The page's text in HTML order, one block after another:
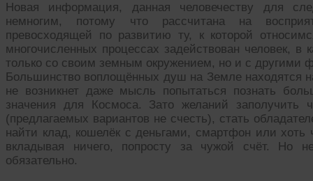
Новая информация, данная человечеству для
немногим, потому что рассчитана на
превосходящей по развитию ту, к которой
многочисленных процессах задействован человек, в
только со своим земным окружением, но и с другими
Большинство воплощённых душ на Земле находятся
не возникнет даже мысль попытаться познать
значения для Космоса. Зато желаний
(предлагаемых вариантов не счесть), стать
найти клад, кошелёк с деньгами, смартфон или хоть
вкладывая ничего, попросту за чужой счёт. Но
обязательно.